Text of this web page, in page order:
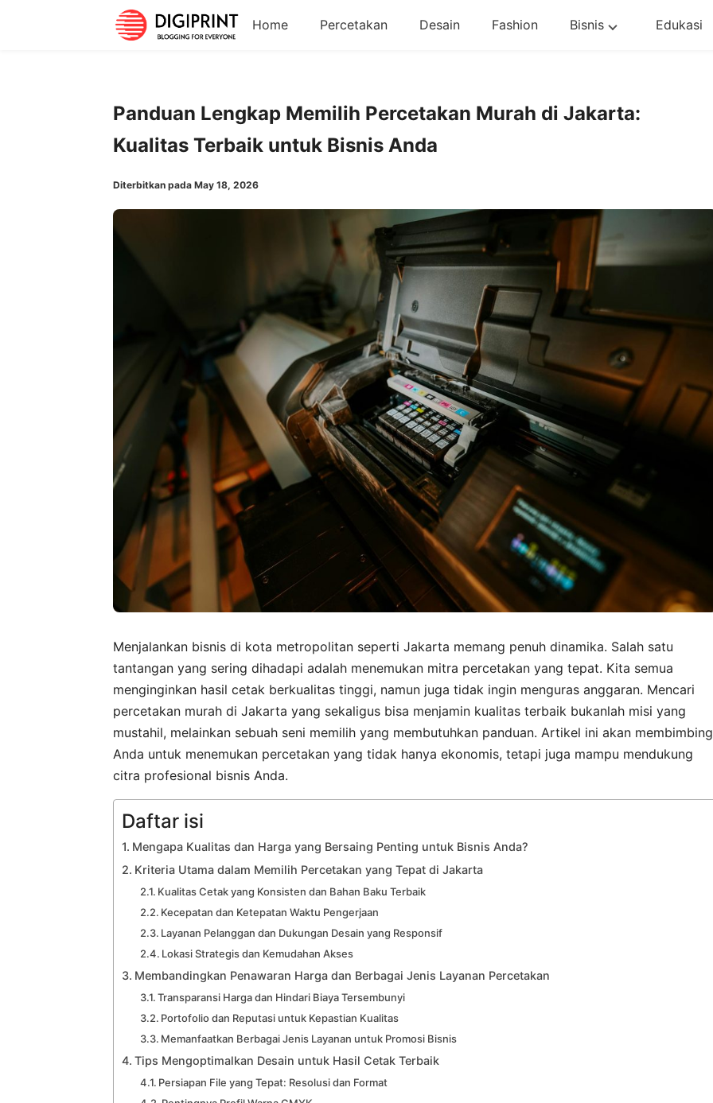
Home Percetakan Desain Fashion Bisnis Edukasi
Panduan Lengkap Memilih Percetakan Murah di Jakarta:
Kualitas Terbaik untuk Bisnis Anda
Diterbitkan pada May 18, 2026
Menjalankan bisnis di kota metropolitan seperti Jakarta memang penuh dinamika. Salah satu
tantangan yang sering dihadapi adalah menemukan mitra percetakan yang tepat. Kita semua
menginginkan hasil cetak berkualitas tinggi, namun juga tidak ingin menguras anggaran. Mencari
percetakan murah di Jakarta yang sekaligus bisa menjamin kualitas terbaik bukanlah misi yang
mustahil, melainkan sebuah seni memilih yang membutuhkan panduan. Artikel ini akan membimbing
Anda untuk menemukan percetakan yang tidak hanya ekonomis, tetapi juga mampu mendukung
citra profesional bisnis Anda.
Daftar isi
Mengapa Kualitas dan Harga yang Bersaing Penting untuk Bisnis Anda?
Kriteria Utama dalam Memilih Percetakan yang Tepat di Jakarta
Kualitas Cetak yang Konsisten dan Bahan Baku Terbaik
Kecepatan dan Ketepatan Waktu Pengerjaan
Layanan Pelanggan dan Dukungan Desain yang Responsif
Lokasi Strategis dan Kemudahan Akses
Membandingkan Penawaran Harga dan Berbagai Jenis Layanan Percetakan
Transparansi Harga dan Hindari Biaya Tersembunyi
Portofolio dan Reputasi untuk Kepastian Kualitas
Memanfaatkan Berbagai Jenis Layanan untuk Promosi Bisnis
Tips Mengoptimalkan Desain untuk Hasil Cetak Terbaik
Persiapan File yang Tepat: Resolusi dan Format